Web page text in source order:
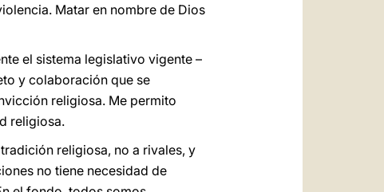
Matar en nombre de Dios
el sistema legislativo vigente –
y colaboración que se
religiosa. Me permito
religiosa.
religiosa, no a rivales, y
no tiene necesidad de